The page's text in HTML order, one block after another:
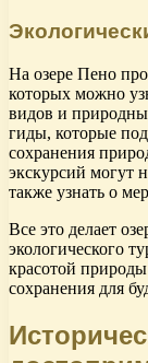
На озере Пено
которых можно
видов и
гиды, которые
сохранения
экскурсий могут
также узнать о
Все это делает
экологического
красотой
сохранения для